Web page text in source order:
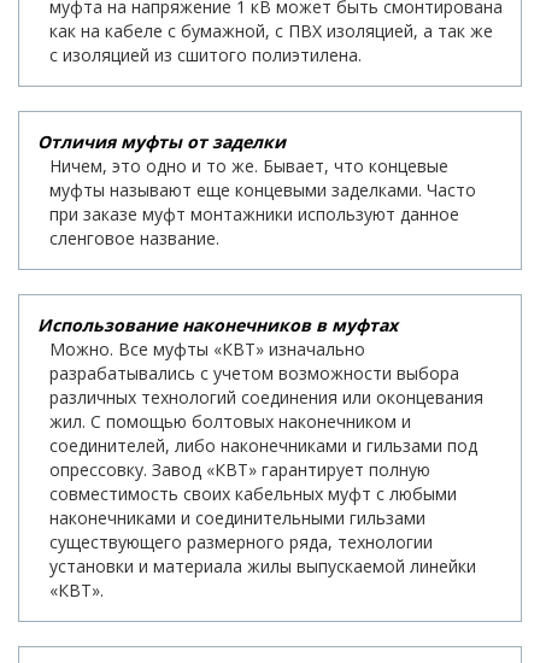
муфта на напряжение 1 кВ может быть смонтирована
как на кабеле с бумажной, с ПВХ изоляцией, а так же
с изоляцией из сшитого полиэтилена.
Отличия муфты от заделки
Ничем, это одно и то же. Бывает, что концевые
муфты называют еще концевыми заделками. Часто
при заказе муфт монтажники используют данное
сленговое название.
Использование наконечников в муфтах
Можно. Все муфты «КВТ» изначально
разрабатывались с учетом возможности выбора
различных технологий соединения или оконцевания
жил. С помощью болтовых наконечником и
соединителей, либо наконечниками и гильзами под
опрессовку. Завод «КВТ» гарантирует полную
совместимость своих кабельных муфт с любыми
наконечниками и соединительными гильзами
существующего размерного ряда, технологии
установки и материала жилы выпускаемой линейки
«КВТ».